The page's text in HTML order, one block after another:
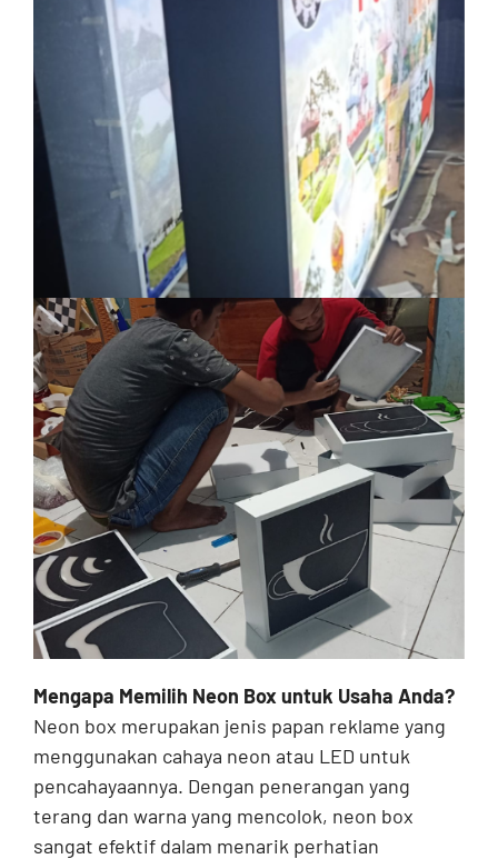
Mengapa Memilih Neon Box untuk Usaha Anda?
Neon box merupakan jenis papan reklame yang
menggunakan cahaya neon atau LED untuk
pencahayaannya. Dengan penerangan yang
terang dan warna yang mencolok, neon box
sangat efektif dalam menarik perhatian